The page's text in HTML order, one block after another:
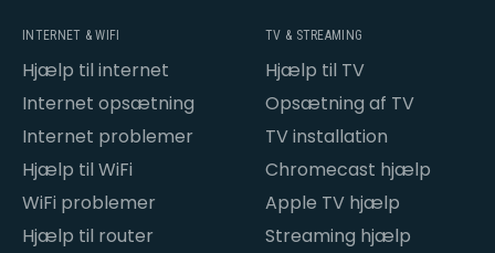
INTERNET & WIFI
Hjælp til internet
Internet opsætning
Internet problemer
Hjælp til WiFi
WiFi problemer
Hjælp til router
TV & STREAMING
Hjælp til TV
Opsætning af TV
TV installation
Chromecast hjælp
Apple TV hjælp
Streaming hjælp